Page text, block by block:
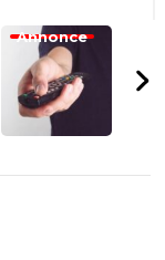
Annonce